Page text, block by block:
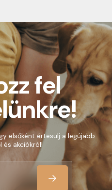
csomagra vonatkozóan
rendelés esetén
400 Ft utánvételi díj
fel
elsőként értesülj a legújabb
és akciókról!